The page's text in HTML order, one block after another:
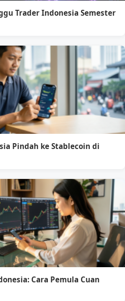
Trader Indonesia Semester
Pindah ke Stablecoin di
Cara Pemula Cuan